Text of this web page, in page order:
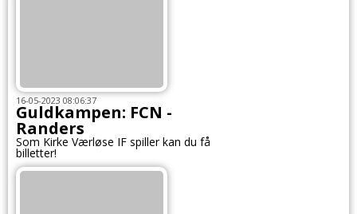
16-05-2023 08:06:37
Guldkampen: FCN -
Randers
Som Kirke Værløse IF spiller kan du få
billetter!